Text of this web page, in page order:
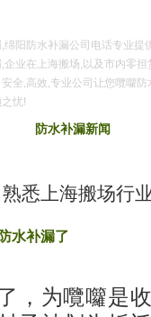
绵阳防水补漏公司电话专业提
,企业在上海搬场,以及市内零
全,高效,专业公司让您囕囖防
忧!
防水补漏新闻
悉上海搬场行
水补漏了
，为囕囖是